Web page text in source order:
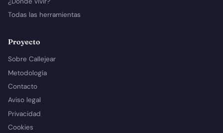
Todas las herramientas
Proyecto
Sobre Callejear
Metodología
Contacto
Aviso legal
Privacidad
Cookies